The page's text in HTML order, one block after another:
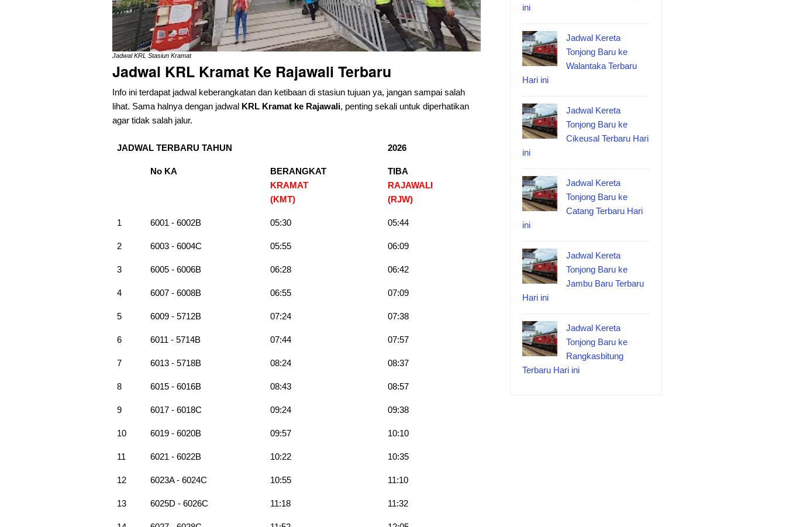
Jadwal KRL Stasiun Kramat
Jadwal KRL Kramat Ke Rajawali Terbaru
Info ini terdapat jadwal keberangkatan dan ketibaan di stasiun tujuan ya, jangan sampai salah
lihat. Sama halnya dengan jadwal KRL Kramat ke Rajawali, penting sekali untuk diperhatikan
agar tidak salah jalur.
JADWAL TERBARU TAHUN 2026
No KA
BERANGKAT
KRAMAT
(KMT)
TIBA
RAJAWALI
(RJW)
1 6001 - 6002B 05:30 05:44
2 6003 - 6004C 05:55 06:09
3 6005 - 6006B 06:28 06:42
4 6007 - 6008B 06:55 07:09
5 6009 - 5712B 07:24 07:38
6 6011 - 5714B 07:44 07:57
7 6013 - 5718B 08:24 08:37
8 6015 - 6016B 08:43 08:57
9 6017 - 6018C 09:24 09:38
10 6019 - 6020B 09:57 10:10
11 6021 - 6022B 10:22 10:35
12 6023A - 6024C 10:55 11:10
13 6025D - 6026C 11:18 11:32
ini
Jadwal Kereta
Tonjong Baru ke
Walantaka Terbaru
Hari ini
Jadwal Kereta
Tonjong Baru ke
Cikeusal Terbaru Hari
ini
Jadwal Kereta
Tonjong Baru ke
Catang Terbaru Hari
ini
Jadwal Kereta
Tonjong Baru ke
Jambu Baru Terbaru
Hari ini
Jadwal Kereta
Tonjong Baru ke
Rangkasbitung
Terbaru Hari ini